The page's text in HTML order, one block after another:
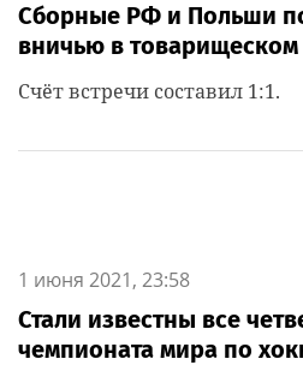
Сборные РФ и Польши
вничью в товарищеском
Счёт встречи составил 1:1.
1 июня 2021, 23:58
Стали известны все
чемпионата мира по